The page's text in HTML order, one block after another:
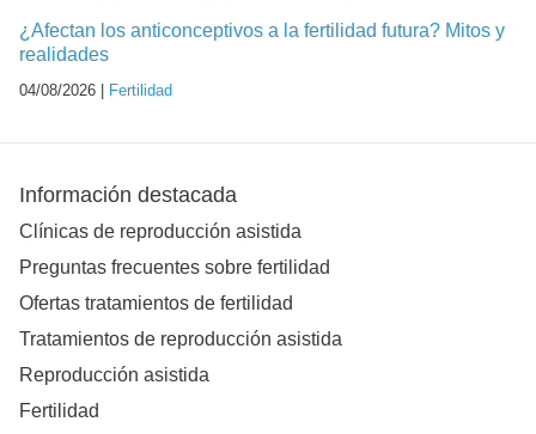
¿Afectan los anticonceptivos a la fertilidad futura? Mitos y
realidades
04/08/2026 | Fertilidad
Información destacada
Clínicas de reproducción asistida
Preguntas frecuentes sobre fertilidad
Ofertas tratamientos de fertilidad
Tratamientos de reproducción asistida
Reproducción asistida
Fertilidad